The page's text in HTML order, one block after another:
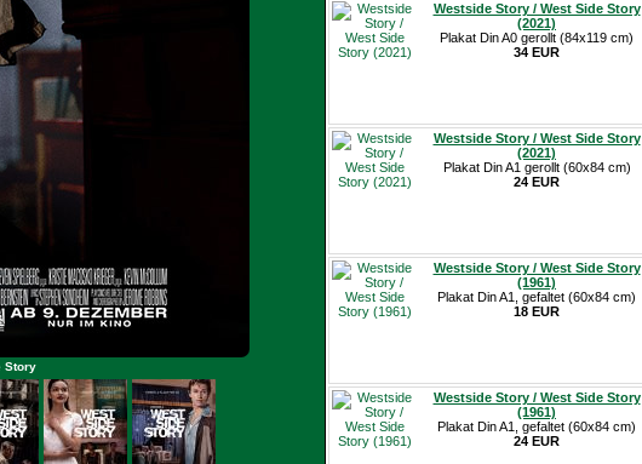
Story
Westside Story / West Side Story
(2021)
Plakat Din A0 gerollt (84x119 cm)
34 EUR
Westside Story / West Side Story
(2021)
Plakat Din A1 gerollt (60x84 cm)
24 EUR
Westside Story / West Side Story
(1961)
Plakat Din A1, gefaltet (60x84 cm)
18 EUR
Westside Story / West Side Story
(1961)
Plakat Din A1, gefaltet (60x84 cm)
24 EUR